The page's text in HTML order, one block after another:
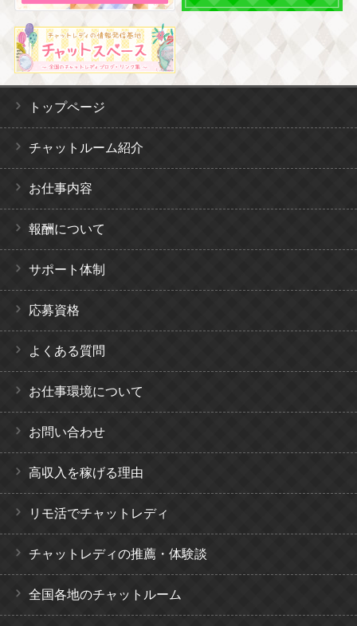
トップページ
チャットルーム紹介
お仕事内容
報酬について
サポート体制
応募資格
よくある質問
お仕事環境について
お問い合わせ
高収入を稼げる理由
リモ活でチャットレディ
チャットレディの推薦・体験談
全国各地のチャットルーム